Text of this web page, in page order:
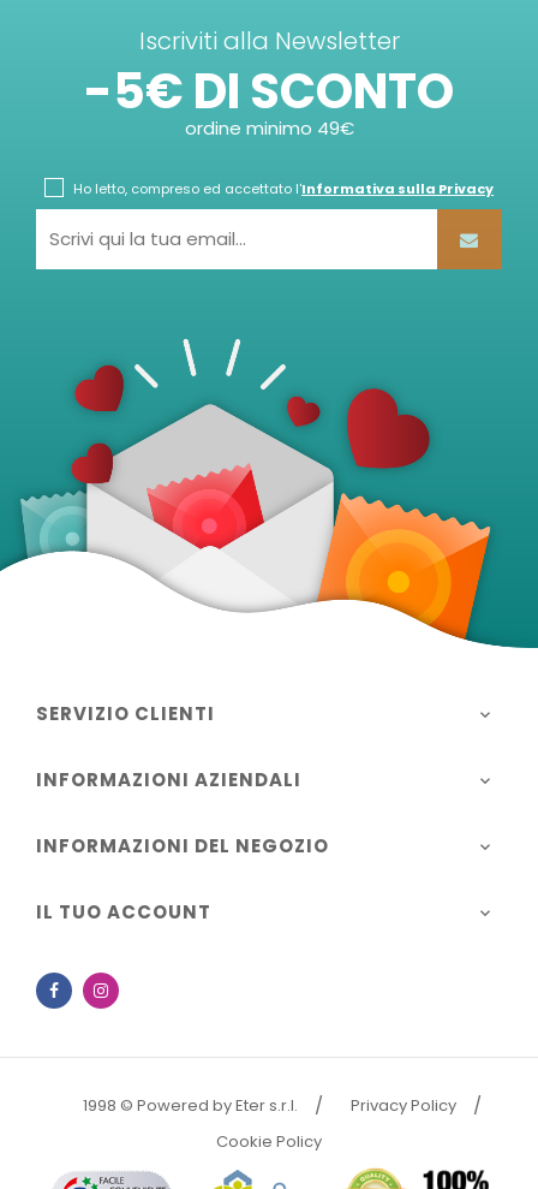
Iscriviti alla Newsletter
-5€ DI SCONTO
ordine minimo 49€
Ho letto, compreso ed accettato l'Informativa sulla Privacy
SERVIZIO CLIENTI 
INFORMAZIONI AZIENDALI 
INFORMAZIONI DEL NEGOZIO 
IL TUO ACCOUNT 
Facebook
1998 © Powered by Eter s.r.l.
Privacy Policy
Cookie Policy